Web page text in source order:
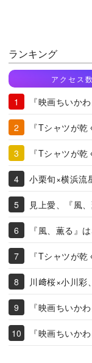
ランキング
アクセス数
『映画ちいか
『Tシャツが
『Tシャツが
小栗旬×横浜流
見上愛、『風
『風、薫る』
『Tシャツが
川﨑桜×小川彩
『映画ちいか
『映画ちいか